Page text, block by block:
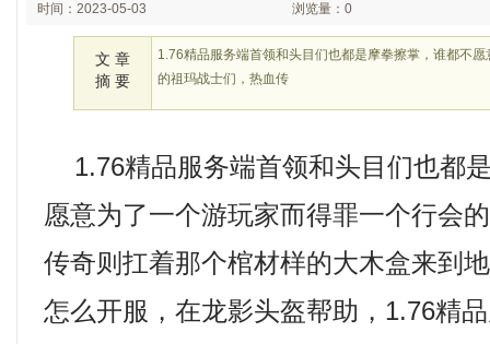
时间：2023-05-03 浏览量：0
文 章
摘 要
1.76精品服务端首领和头目们也都是摩拳擦掌，谁都不
的祖玛战士们，热血传
1.76精品服务端首领和头目们也都
愿意为了一个游玩家而得罪一个行会
传奇则扛着那个棺材样的大木盒来到
怎么开服，在龙影头盔帮助，1.76精